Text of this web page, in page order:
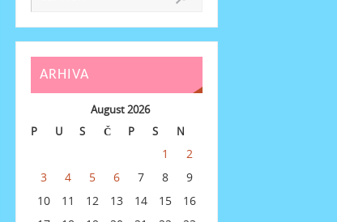
ARHIVA
August 2026
P
U S Č P S N
1
2
3
4 5 6 7 8
9
10
11 12 13 14 15
16